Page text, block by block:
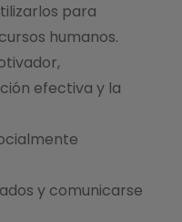
para
humanos.
efectiva y la
y comunicarse